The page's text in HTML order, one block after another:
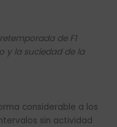
de F1
y la suciedad de la
considerable a los
sin actividad